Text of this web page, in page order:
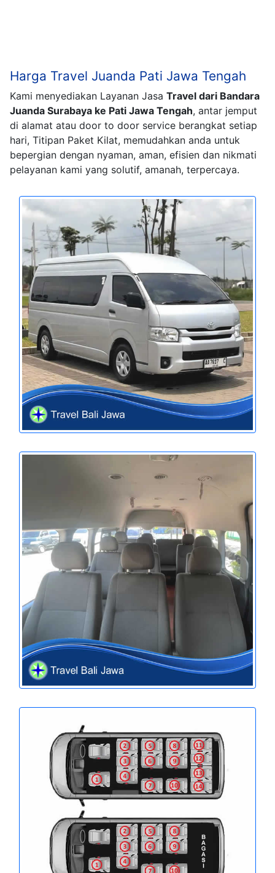
Harga Travel Juanda Pati Jawa Tengah
Kami menyediakan Layanan Jasa Travel dari Bandara
Juanda Surabaya ke Pati Jawa Tengah, antar jemput
di alamat atau door to door service berangkat setiap
hari, Titipan Paket Kilat, memudahkan anda untuk
bepergian dengan nyaman, aman, efisien dan nikmati
pelayanan kami yang solutif, amanah, terpercaya.